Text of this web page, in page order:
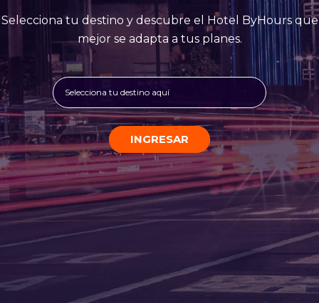
Selecciona tu destino y descubre el Hotel ByHours que
mejor se adapta a tus planes.
Selecciona tu destino aquí
INGRESAR